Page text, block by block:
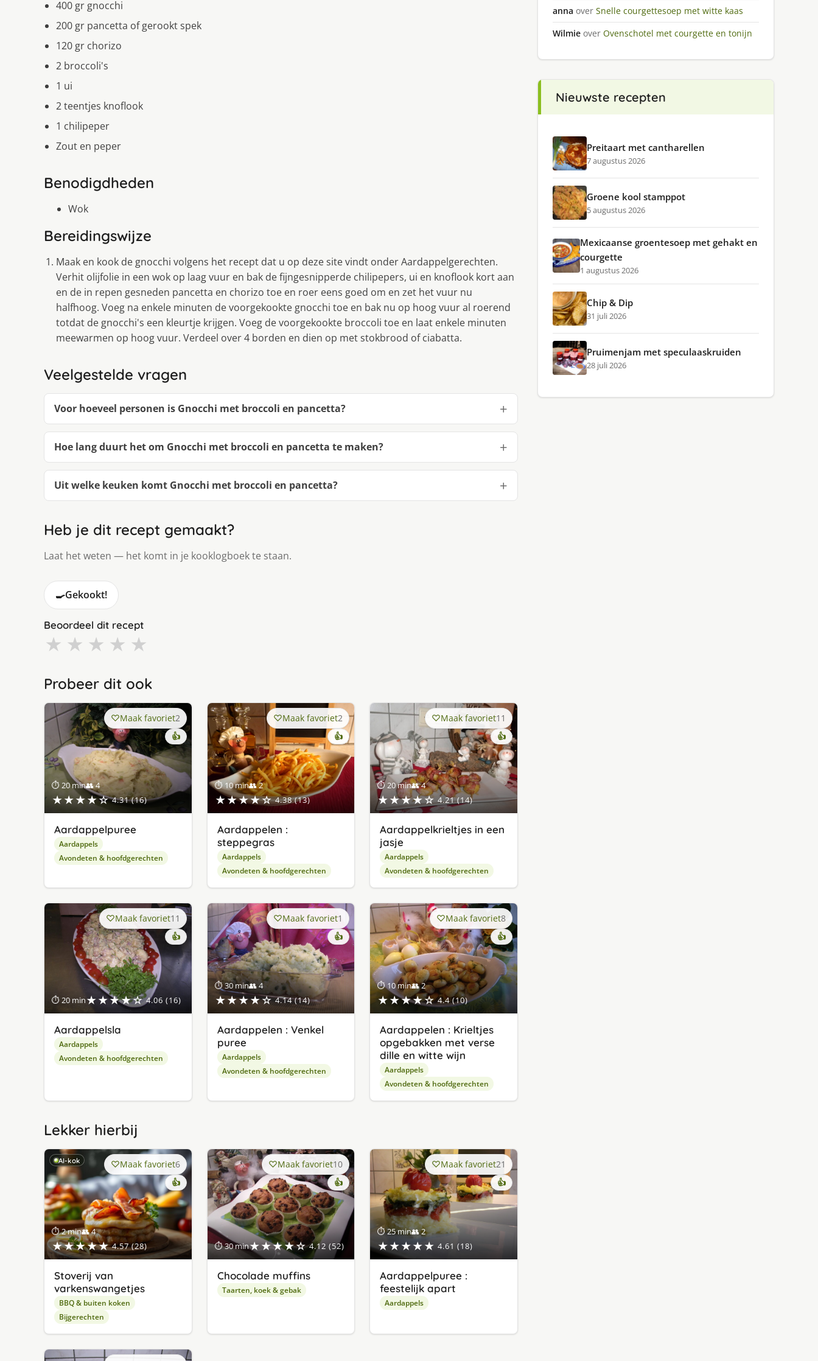
400 gr gnocchi
200 gr pancetta of gerookt spek
120 gr chorizo
2 broccoli's
1 ui
2 teentjes knoflook
1 chilipeper
Zout en peper
Benodigdheden
Wok
Bereidingswijze
Maak en kook de gnocchi volgens het recept dat u op deze site vindt onder Aardappelgerechten.
Verhit olijfolie in een wok op laag vuur en bak de fijngesnipperde chilipepers, ui en knoflook kort aan
en de in repen gesneden pancetta en chorizo toe en roer eens goed om en zet het vuur nu
halfhoog. Voeg na enkele minuten de voorgekookte gnocchi toe en bak nu op hoog vuur al roerend
totdat de gnocchi's een kleurtje krijgen. Voeg de voorgekookte broccoli toe en laat enkele minuten
meewarmen op hoog vuur. Verdeel over 4 borden en dien op met stokbrood of ciabatta.
Veelgestelde vragen
Voor hoeveel personen is Gnocchi met broccoli en pancetta?
Hoe lang duurt het om Gnocchi met broccoli en pancetta te maken?
Uit welke keuken komt Gnocchi met broccoli en pancetta?
Heb je dit recept gemaakt?
Laat het weten — het komt in je kooklogboek te staan.
🍳Gekookt!
Beoordeel dit recept
★ ★ ★ ★ ★
Probeer dit ook
⏱ 20 min👥 4
★★★★☆ 4.31 (16)
Maak favoriet2
👍
Aardappelpuree
Aardappels
Avondeten & hoofdgerechten
⏱ 10 min👥 2
★★★★☆ 4.38 (13)
Maak favoriet2
👍
Aardappelen :
steppegras
Aardappels
Avondeten & hoofdgerechten
⏱ 20 min👥 4
★★★★☆ 4.21 (14)
Maak favoriet11
👍
Aardappelkrieltjes in een
jasje
Aardappels
Avondeten & hoofdgerechten
⏱ 20 min★★★★☆ 4.06 (16)
Maak favoriet11
👍
Aardappelsla
Aardappels
Avondeten & hoofdgerechten
⏱ 30 min👥 4
★★★★☆ 4.14 (14)
Maak favoriet1
👍
Aardappelen : Venkel
puree
Aardappels
Avondeten & hoofdgerechten
⏱ 10 min👥 2
★★★★☆ 4.4 (10)
Maak favoriet8
👍
Aardappelen : Krieltjes
opgebakken met verse
dille en witte wijn
Aardappels
Avondeten & hoofdgerechten
Lekker hierbij
AI-kok
⏱ 2 min👥 4
★★★★★ 4.57 (28)
Maak favoriet6
👍
Stoverij van
varkenswangetjes
BBQ & buiten koken
Bijgerechten
⏱ 30 min★★★★☆ 4.12 (52)
Maak favoriet10
👍
Chocolade muffins
Taarten, koek & gebak
⏱ 25 min👥 2
★★★★★ 4.61 (18)
Maak favoriet21
👍
Aardappelpuree :
feestelijk apart
Aardappels
anna over Snelle courgettesoep met witte kaas
Wilmie over Ovenschotel met courgette en tonijn
Nieuwste recepten
Preitaart met cantharellen
7 augustus 2026
Groene kool stamppot
5 augustus 2026
Mexicaanse groentesoep met gehakt en
courgette
1 augustus 2026
Chip & Dip
31 juli 2026
Pruimenjam met speculaaskruiden
28 juli 2026